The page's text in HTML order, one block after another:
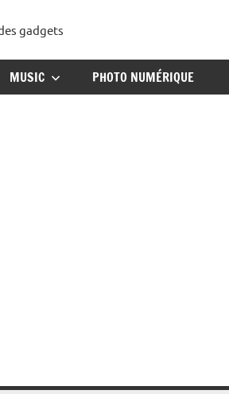
gadgets
MUSIC PHOTO NUMÉRIQUE